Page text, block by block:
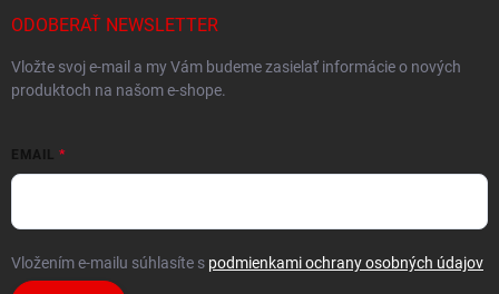
ODOBERAŤ NEWSLETTER
Vložte svoj e-mail a my Vám budeme zasielať informácie o nových
produktoch na našom e-shope.
EMAIL
Vložením e-mailu súhlasíte s podmienkami ochrany osobných údajov